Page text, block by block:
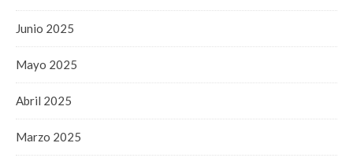
Junio 2025
Mayo 2025
Abril 2025
Marzo 2025